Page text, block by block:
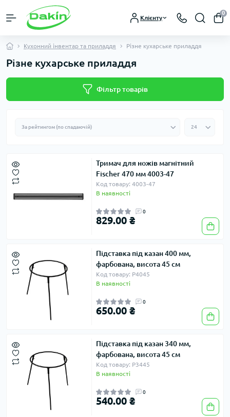
Клієнту
0
Кухонний інвентар та приладдя Різне кухарське приладдя
Різне кухарське приладдя
Фільтр товарів
Тримач для ножів магнітний
Fischer 470 мм 4003-47
Код товару: 4003-47
В наявності
0
829.00 ₴
Підставка під казан 400 мм,
фарбована, висота 45 см
Код товару: Р4045
В наявності
0
650.00 ₴
Підставка під казан 340 мм,
фарбована, висота 45 см
Код товару: P3445
В наявності
0
540.00 ₴